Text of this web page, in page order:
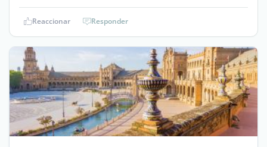
Reaccionar Responder